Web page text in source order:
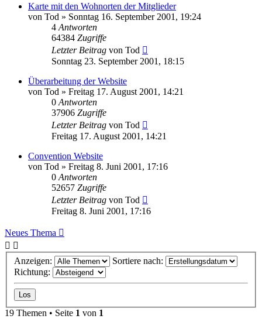
Karte mit den Wohnorten der Mitglieder
von Tod » Sonntag 16. September 2001, 19:24
4 Antworten
64384 Zugriffe
Letzter Beitrag von Tod
Sonntag 23. September 2001, 18:15
Überarbeitung der Website
von Tod » Freitag 17. August 2001, 14:21
0 Antworten
37906 Zugriffe
Letzter Beitrag von Tod
Freitag 17. August 2001, 14:21
Convention Website
von Tod » Freitag 8. Juni 2001, 17:16
0 Antworten
52657 Zugriffe
Letzter Beitrag von Tod
Freitag 8. Juni 2001, 17:16
Neues Thema
Anzeigen:
Sortiere nach:
Richtung:
19 Themen • Seite 1 von 1